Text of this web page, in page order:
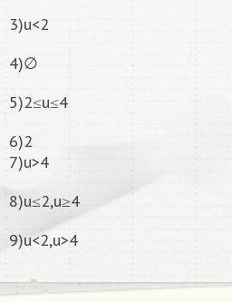
3)u<2
4)∅
5)2≤u≤4
6)2
7)u>4
8)u≤2,u≥4
9)u<2,u>4